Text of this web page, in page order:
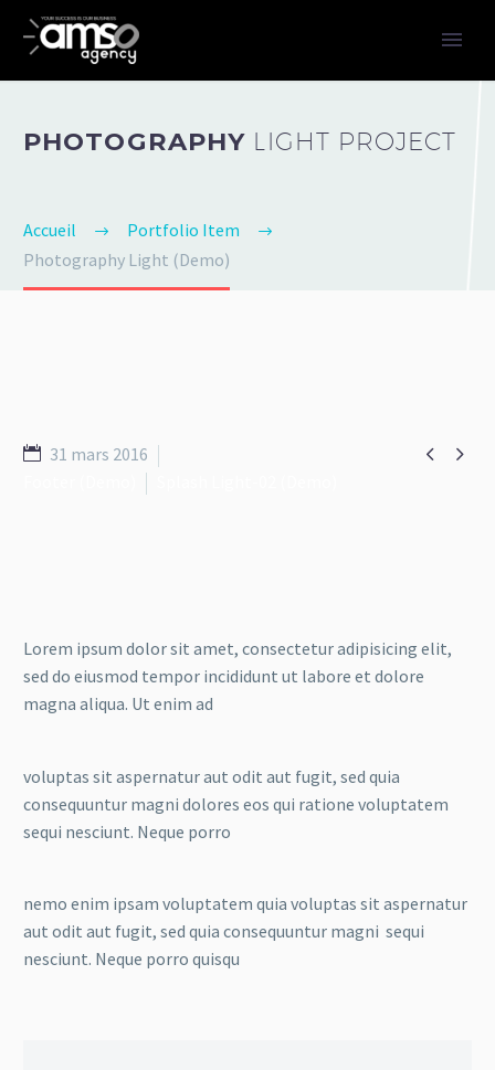
PHOTOGRAPHY LIGHT PROJECT
Accueil
Portfolio Item
Photography Light (Demo)
 
31 mars 2016
Lorem ipsum dolor sit amet, consectetur adipisicing elit,
sed do eiusmod tempor incididunt ut labore et dolore
magna aliqua. Ut enim ad
voluptas sit aspernatur aut odit aut fugit, sed quia
consequuntur magni dolores eos qui ratione voluptatem
sequi nesciunt. Neque porro
nemo enim ipsam voluptatem quia voluptas sit aspernatur
aut odit aut fugit, sed quia consequuntur magni sequi
nesciunt. Neque porro quisqu